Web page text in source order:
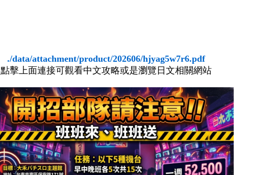
./data/attachment/product/202606/hjyag5w7r6.pdf
點擊上面連接可觀看中文攻略或是瀏覽日文相關網站